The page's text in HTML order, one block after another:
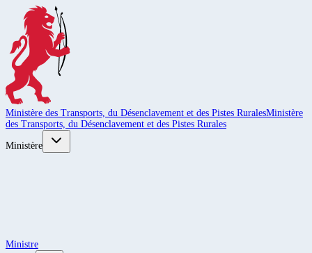
Ministère des Transports, du Désenclavement et des Pistes RuralesMinistère
des Transports, du Désenclavement et des Pistes Rurales
Ministère
Ministre